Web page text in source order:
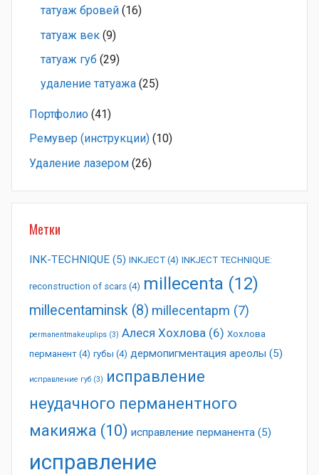
татуаж бровей (16)
татуаж век (9)
татуаж губ (29)
удаление татуажа (25)
Портфолио (41)
Ремувер (инструкции) (10)
Удаление лазером (26)
Метки
INK-TECHNIQUE (5) INKJECT (4) INKJECT TECHNIQUE:
reconstruction of scars (4) millecenta (12)
millecentaminsk (8) millecentapm (7)
permanentmakeuplips (3) Алеся Хохлова (6) Хохлова
перманент (4) губы (4) дермопигментация ареолы (5)
исправление губ (3) исправление
неудачного перманентного
макияжа (10) исправление перманента (5)
исправление